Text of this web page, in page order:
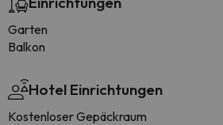
Garten
Balkon
Hotel Einrichtungen
Kostenloser Gepäckraum